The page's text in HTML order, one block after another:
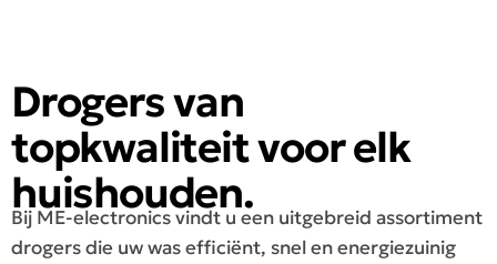
Drogers van
topkwaliteit voor elk
huishouden.
Bij ME-electronics vindt u een uitgebreid assortiment
drogers die uw was efficiënt, snel en energiezuinig